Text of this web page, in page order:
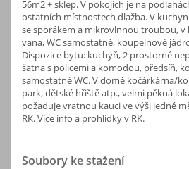
56m2 + sklep. V pokojích je na
ostatních místnostech dlažba. V
se sporákem a mikrovlnnou troubou,
vana, WC samostatně, koupelnové
Dispozice bytu: kuchyň, 2 prostorné
šatna s policemi a komodou, předsíň,
samostatné WC. V domě kočárkárna/
park, dětské hřiště atp., velmi pěkná
požaduje vratnou kauci ve výši jedné
RK. Více info a prohlídky v RK.
Soubory ke stažení